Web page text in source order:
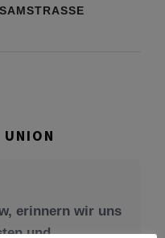
erinnern wir uns
und